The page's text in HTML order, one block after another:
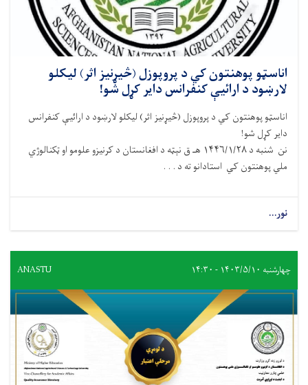
اناسټو پوهنتون کي د پروپوزل (څیړنیز اثر) لیکلو
لارښود د ارائیې کنفرانس دایر کړل شو!
اناسټو پوهنتون کي د پروپوزل (څیړنیز اثر) لیکلو لارښود د ارائیې کنفرانس
دایر کړل شو!
نن شنبه د ۱۴۴۶/۱/۲۸ هـ ق نېټه د افغانستان د کرنیزو علومو او ټکنالوژي
ملي پوهنتون کي استادانو ته د . . .
نور...
چهارشنبه ۱۴۰۳/۵/۱۰ - ۱۴:۳۰ ANASTU